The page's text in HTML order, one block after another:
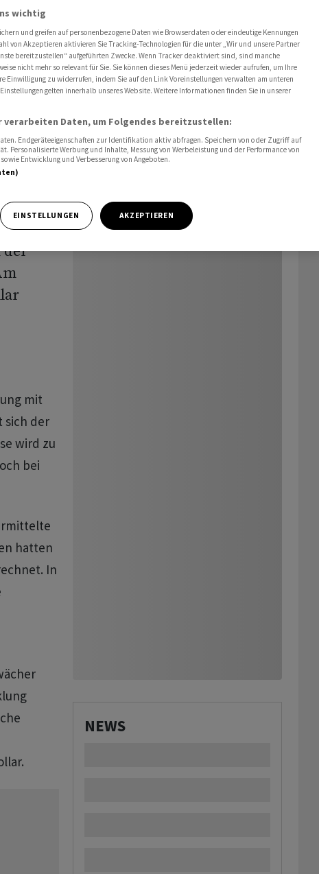
wenig
der
mit
sich der
wird zu
bei
hatten
In
NEWS
wichtig
und greifen auf personenbezogene Daten wie Browserdaten oder eindeutige Kennungen
von Akzeptieren aktivieren Sie Tracking-Technologien für die unter „Wir und unsere Partner
bereitzustellen“ aufgeführten Zwecke. Wenn Tracker deaktiviert sind, sind manche
nicht mehr so relevant für Sie. Sie können dieses Menü jederzeit wieder aufrufen, um Ihre
Einwilligung zu widerrufen, indem Sie auf den Link Voreinstellungen verwalten am unteren
gelten innerhalb unseres Website. Weitere Informationen finden Sie in unserer
verarbeiten Daten, um Folgendes bereitzustellen:
Endgeräteeigenschaften zur Identifikation aktiv abfragen. Speichern von oder Zugriff auf
Personalisierte Werbung und Inhalte, Messung von Werbeleistung und der Performance von
Entwicklung und Verbesserung von Angeboten.
EINSTELLUNGEN AKZEPTIEREN